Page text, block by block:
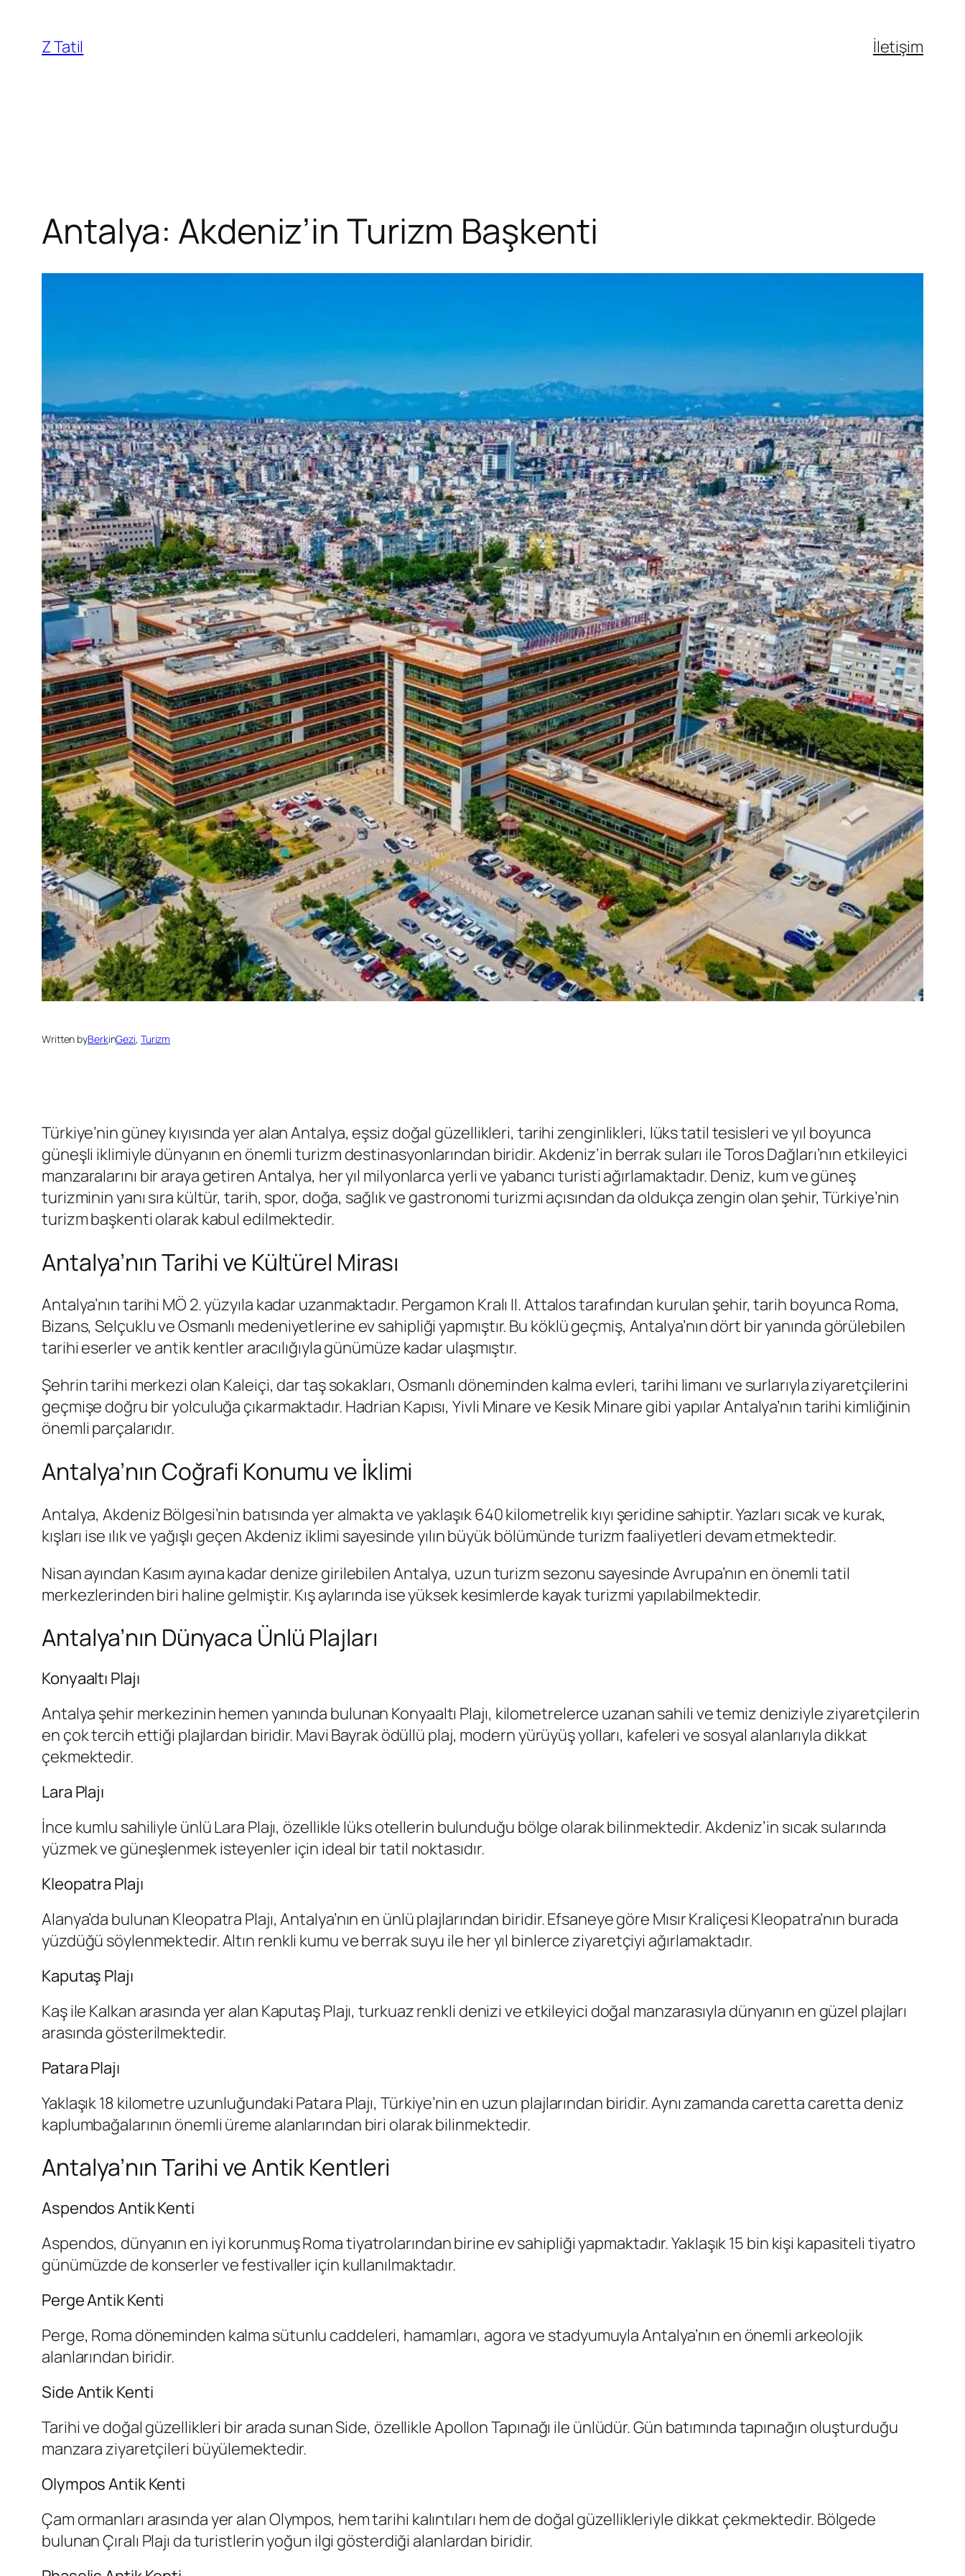
Z Tatil İletişim
Antalya: Akdeniz’in Turizm Başkenti
Written byBerkinGezi, Turizm
Türkiye’nin güney kıyısında yer alan Antalya, eşsiz doğal güzellikleri, tarihi zenginlikleri, lüks tatil tesisleri ve yıl boyunca
güneşli iklimiyle dünyanın en önemli turizm destinasyonlarından biridir. Akdeniz’in berrak suları ile Toros Dağları’nın etkileyici
manzaralarını bir araya getiren Antalya, her yıl milyonlarca yerli ve yabancı turisti ağırlamaktadır. Deniz, kum ve güneş
turizminin yanı sıra kültür, tarih, spor, doğa, sağlık ve gastronomi turizmi açısından da oldukça zengin olan şehir, Türkiye’nin
turizm başkenti olarak kabul edilmektedir.
Antalya’nın Tarihi ve Kültürel Mirası
Antalya’nın tarihi MÖ 2. yüzyıla kadar uzanmaktadır. Pergamon Kralı II. Attalos tarafından kurulan şehir, tarih boyunca Roma,
Bizans, Selçuklu ve Osmanlı medeniyetlerine ev sahipliği yapmıştır. Bu köklü geçmiş, Antalya’nın dört bir yanında görülebilen
tarihi eserler ve antik kentler aracılığıyla günümüze kadar ulaşmıştır.
Şehrin tarihi merkezi olan Kaleiçi, dar taş sokakları, Osmanlı döneminden kalma evleri, tarihi limanı ve surlarıyla ziyaretçilerini
geçmişe doğru bir yolculuğa çıkarmaktadır. Hadrian Kapısı, Yivli Minare ve Kesik Minare gibi yapılar Antalya’nın tarihi kimliğinin
önemli parçalarıdır.
Antalya’nın Coğrafi Konumu ve İklimi
Antalya, Akdeniz Bölgesi’nin batısında yer almakta ve yaklaşık 640 kilometrelik kıyı şeridine sahiptir. Yazları sıcak ve kurak,
kışları ise ılık ve yağışlı geçen Akdeniz iklimi sayesinde yılın büyük bölümünde turizm faaliyetleri devam etmektedir.
Nisan ayından Kasım ayına kadar denize girilebilen Antalya, uzun turizm sezonu sayesinde Avrupa’nın en önemli tatil
merkezlerinden biri haline gelmiştir. Kış aylarında ise yüksek kesimlerde kayak turizmi yapılabilmektedir.
Antalya’nın Dünyaca Ünlü Plajları
Konyaaltı Plajı
Antalya şehir merkezinin hemen yanında bulunan Konyaaltı Plajı, kilometrelerce uzanan sahili ve temiz deniziyle ziyaretçilerin
en çok tercih ettiği plajlardan biridir. Mavi Bayrak ödüllü plaj, modern yürüyüş yolları, kafeleri ve sosyal alanlarıyla dikkat
çekmektedir.
Lara Plajı
İnce kumlu sahiliyle ünlü Lara Plajı, özellikle lüks otellerin bulunduğu bölge olarak bilinmektedir. Akdeniz’in sıcak sularında
yüzmek ve güneşlenmek isteyenler için ideal bir tatil noktasıdır.
Kleopatra Plajı
Alanya’da bulunan Kleopatra Plajı, Antalya’nın en ünlü plajlarından biridir. Efsaneye göre Mısır Kraliçesi Kleopatra’nın burada
yüzdüğü söylenmektedir. Altın renkli kumu ve berrak suyu ile her yıl binlerce ziyaretçiyi ağırlamaktadır.
Kaputaş Plajı
Kaş ile Kalkan arasında yer alan Kaputaş Plajı, turkuaz renkli denizi ve etkileyici doğal manzarasıyla dünyanın en güzel plajları
arasında gösterilmektedir.
Patara Plajı
Yaklaşık 18 kilometre uzunluğundaki Patara Plajı, Türkiye’nin en uzun plajlarından biridir. Aynı zamanda caretta caretta deniz
kaplumbağalarının önemli üreme alanlarından biri olarak bilinmektedir.
Antalya’nın Tarihi ve Antik Kentleri
Aspendos Antik Kenti
Aspendos, dünyanın en iyi korunmuş Roma tiyatrolarından birine ev sahipliği yapmaktadır. Yaklaşık 15 bin kişi kapasiteli tiyatro
günümüzde de konserler ve festivaller için kullanılmaktadır.
Perge Antik Kenti
Perge, Roma döneminden kalma sütunlu caddeleri, hamamları, agora ve stadyumuyla Antalya’nın en önemli arkeolojik
alanlarından biridir.
Side Antik Kenti
Tarihi ve doğal güzellikleri bir arada sunan Side, özellikle Apollon Tapınağı ile ünlüdür. Gün batımında tapınağın oluşturduğu
manzara ziyaretçileri büyülemektedir.
Olympos Antik Kenti
Çam ormanları arasında yer alan Olympos, hem tarihi kalıntıları hem de doğal güzellikleriyle dikkat çekmektedir. Bölgede
bulunan Çıralı Plajı da turistlerin yoğun ilgi gösterdiği alanlardan biridir.